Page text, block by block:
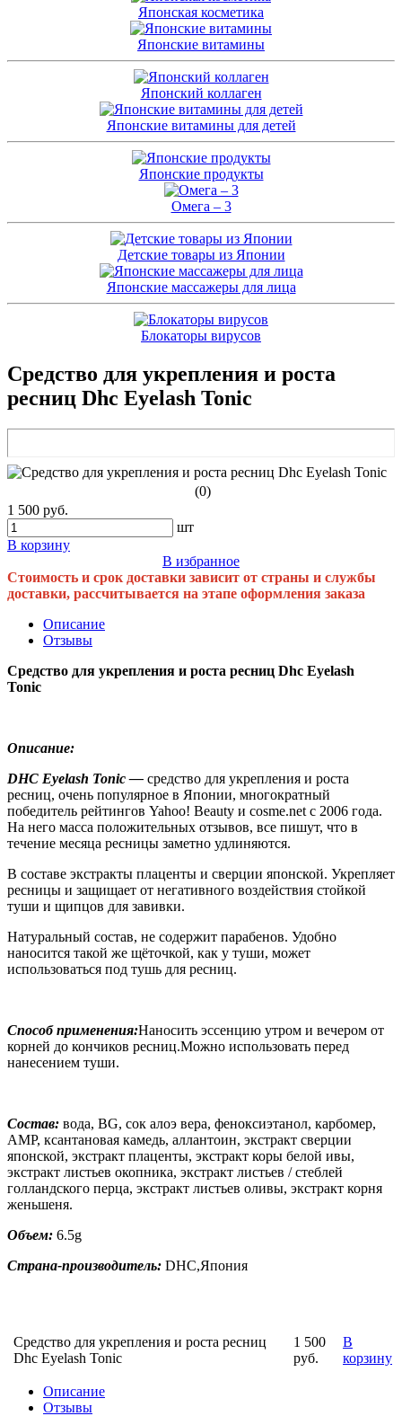
Японская косметика
Японские витамины
Японский коллаген
Японские витамины для детей
Японские продукты
Омега – 3
Детские товары из Японии
Японские массажеры для лица
Блокаторы вирусов
Средство для укрепления и роста
ресниц Dhc Eyelash Tonic
(0)
1 500 руб.
шт
В корзину
В избранное
Стоимость и срок доставки зависит от страны и службы
доставки, рассчитывается на этапе оформления заказа
Описание
Отзывы
Средство для укрепления и роста ресниц Dhc Eyelash
Tonic
Описание:
DHC Eyelash Tonic — средство для укрепления и роста
ресниц, очень популярное в Японии, многократный
победитель рейтингов Yahoo! Beauty и cosme.net с 2006 года.
На него масса положительных отзывов, все пишут, что в
течение месяца ресницы заметно удлиняются.
В составе экстракты плаценты и сверции японской. Укрепляет
ресницы и защищает от негативного воздействия стойкой
туши и щипцов для завивки.
Натуральный состав, не содержит парабенов. Удобно
наносится такой же щёточкой, как у туши, может
использоваться под тушь для ресниц.
Способ применения:Наносить эссенцию утром и вечером от
корней до кончиков ресниц.Можно использовать перед
нанесением туши.
Состав: вода, BG, сок алоэ вера, феноксиэтанол, карбомер,
AMP, ксантановая камедь, аллантоин, экстракт сверции
японской, экстракт плаценты, экстракт коры белой ивы,
экстракт листьев окопника, экстракт листьев / стеблей
голландского перца, экстракт листьев оливы, экстракт корня
женьшеня.
Объем: 6.5g
Страна-производитель: DHC,Япония
Средство для укрепления и роста ресниц
Dhc Eyelash Tonic
1 500
руб.
В
корзину
Описание
Отзывы